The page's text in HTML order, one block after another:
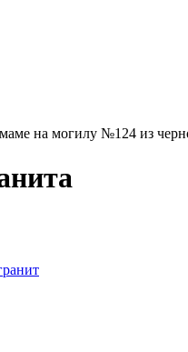
на могилу №124 из